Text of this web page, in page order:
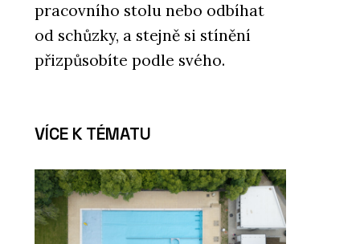
pracovního stolu nebo odbíhat
od schůzky, a stejně si stínění
přizpůsobíte podle svého.
VÍCE K TÉMATU